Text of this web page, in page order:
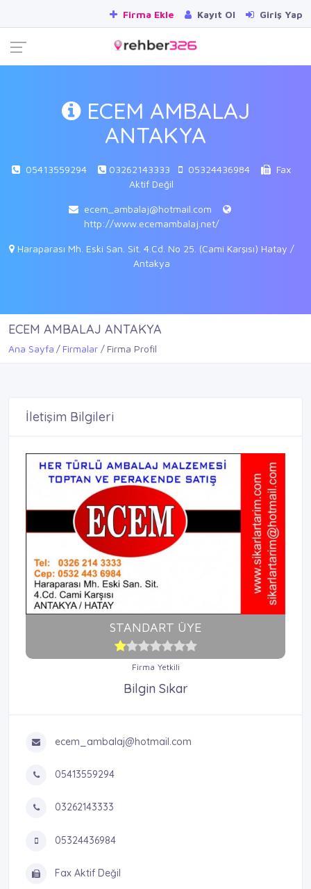
Firma Ekle Kayıt Ol Giriş Yap
ECEM AMBALAJ
ANTAKYA
05413559294 03262143333 05324436984
Fax
Aktif Değil
ecem_ambalaj@hotmail.com
http://www.ecemambalaj.net/
Haraparası Mh. Eski San. Sit. 4.Cd. No 25. (Cami Karşısı) Hatay /
Antakya
ECEM AMBALAJ ANTAKYA
Ana Sayfa Firmalar Firma Profil
İletişim Bilgileri
STANDART ÜYE
Firma Yetkili
Bilgin Sıkar
ecem_ambalaj@hotmail.com
05413559294
03262143333
05324436984
Fax Aktif Değil